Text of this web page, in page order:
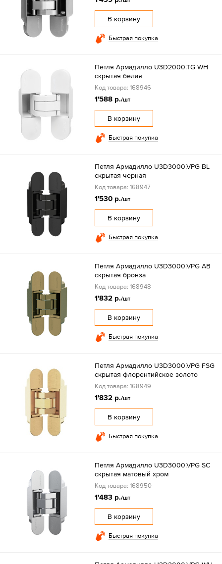
В корзину
Быстрая покупка
Петля Армадилло U3D2000.TG WH
скрытая белая
Код товара: 168946
1'588 р./шт
В корзину
Быстрая покупка
Петля Армадилло U3D3000.VPG BL
скрытая черная
Код товара: 168947
1'530 р./шт
В корзину
Быстрая покупка
Петля Армадилло U3D3000.VPG AB
скрытая бронза
Код товара: 168948
1'832 р./шт
В корзину
Быстрая покупка
Петля Армадилло U3D3000.VPG FSG
скрытая флорентийское золото
Код товара: 168949
1'832 р./шт
В корзину
Быстрая покупка
Петля Армадилло U3D3000.VPG SC
скрытая матовый хром
Код товара: 168950
1'483 р./шт
В корзину
Быстрая покупка